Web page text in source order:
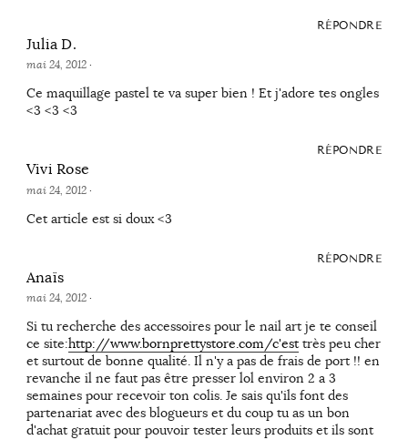
RÉPONDRE
Julia D.
mai 24, 2012·
Ce maquillage pastel te va super bien ! Et j'adore tes ongles
<3 <3 <3
RÉPONDRE
Vivi Rose
mai 24, 2012·
Cet article est si doux <3
RÉPONDRE
Anaïs
mai 24, 2012·
Si tu recherche des accessoires pour le nail art je te conseil
ce site:http://www.bornprettystore.com/c'esttrès peu cher
et surtout de bonne qualité. Il n'y a pas de frais de port !! en
revanche il ne faut pas être presser lol environ 2 a 3
semaines pour recevoir ton colis. Je sais qu'ils font des
partenariat avec des blogueurs et du coup tu as un bon
d'achat gratuit pour pouvoir tester leurs produits et ils sont